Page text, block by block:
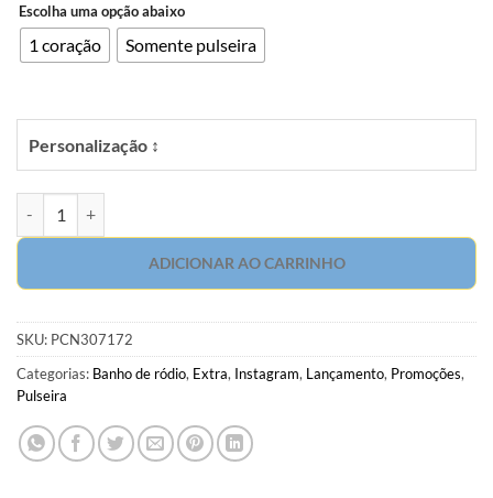
R$139.00
Escolha uma opção abaixo
1 coração Somente pulseira
Personalização ↕
ADICIONAR AO CARRINHO
SKU: PCN307172
Categorias: Banho de ródio, Extra, Instagram, Lançamento, Promoções,
Pulseira